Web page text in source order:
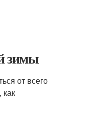
зимы
от всего